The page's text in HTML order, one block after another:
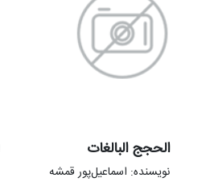
الحجج البالغات
نویسنده: اسماعیل‌پور قمشه